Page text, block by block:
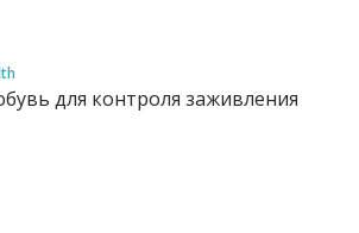
для контроля заживления